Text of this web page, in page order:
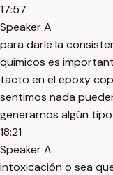
17:57
Speaker A
para darle la
químicos es
tacto en el epoxy
sentimos nada
generarnos algún
18:21
Speaker A
intoxicación o sea